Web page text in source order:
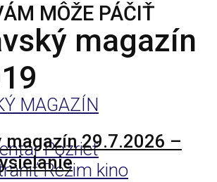
magazín
Pozrieť
Režim kino
MÔŽE PÁČIŤ
MAGAZÍN
magazín 29.7.2026 –